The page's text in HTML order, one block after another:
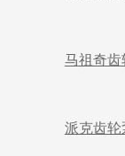
马祖奇齿
派克齿轮